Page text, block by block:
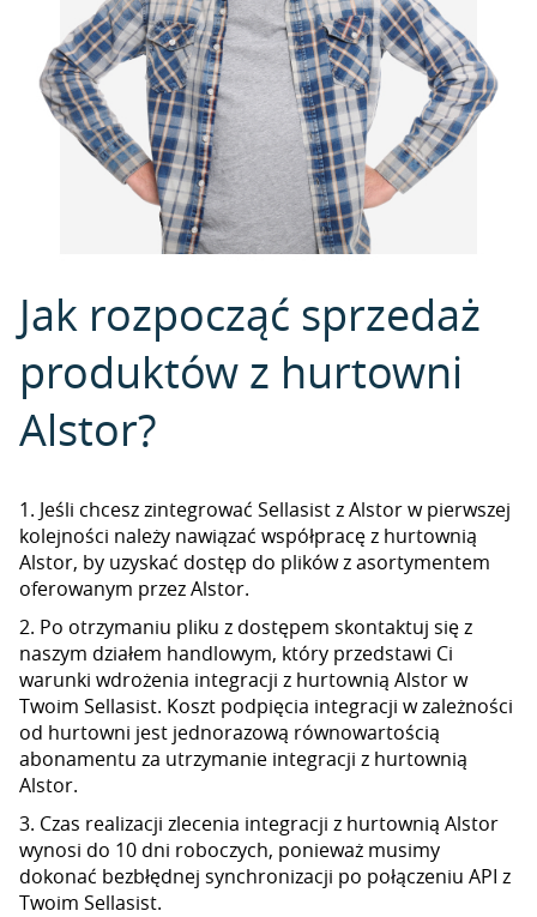
Jak rozpocząć sprzedaż
produktów z hurtowni
Alstor?
1. Jeśli chcesz zintegrować Sellasist z Alstor w pierwszej
kolejności należy nawiązać współpracę z hurtownią
Alstor, by uzyskać dostęp do plików z asortymentem
oferowanym przez Alstor.
2. Po otrzymaniu pliku z dostępem skontaktuj się z
naszym działem handlowym, który przedstawi Ci
warunki wdrożenia integracji z hurtownią Alstor w
Twoim Sellasist. Koszt podpięcia integracji w zależności
od hurtowni jest jednorazową równowartością
abonamentu za utrzymanie integracji z hurtownią
Alstor.
3. Czas realizacji zlecenia integracji z hurtownią Alstor
wynosi do 10 dni roboczych, ponieważ musimy
dokonać bezbłędnej synchronizacji po połączeniu API z
Twoim Sellasist.